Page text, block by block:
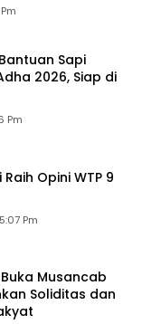
Sapi
2026, Siap di
Pm
Opini WTP 9
Pm
Musancab
Soliditas dan